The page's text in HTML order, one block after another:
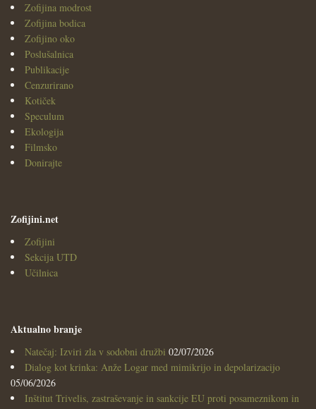
Zofijina modrost
Zofijina bodica
Zofijino oko
Poslušalnica
Publikacije
Cenzurirano
Kotiček
Speculum
Ekologija
Filmsko
Donirajte
Zofijini.net
Zofijini
Sekcija UTD
Učilnica
Aktualno branje
Natečaj: Izviri zla v sodobni družbi 02/07/2026
Dialog kot krinka: Anže Logar med mimikrijo in depolarizacijo
05/06/2026
Inštitut Trivelis, zastraševanje in sankcije EU proti posameznikom in